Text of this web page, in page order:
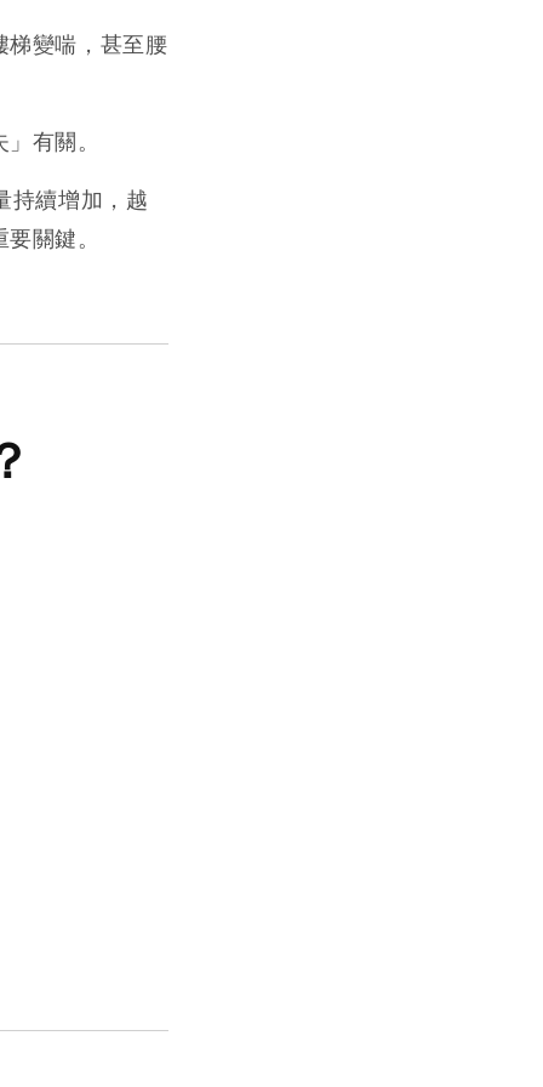
梯變喘，甚至腰
有關。
持續增加，越
關鍵。